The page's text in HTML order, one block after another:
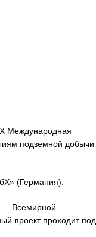
Международная
подземной добычи
(Германия).
— Всемирной
проект проходит под